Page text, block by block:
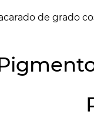
de grado